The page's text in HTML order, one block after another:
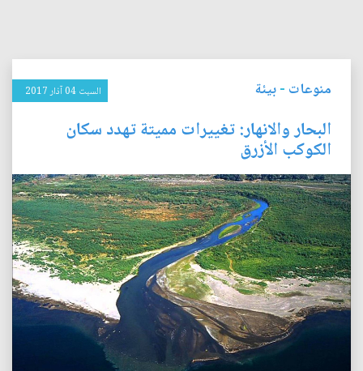
منوعات -بيئة السبت 04 آذار 2017
البحار والانهار: تغييرات مميتة تهدد سكان
الكوكب الأزرق